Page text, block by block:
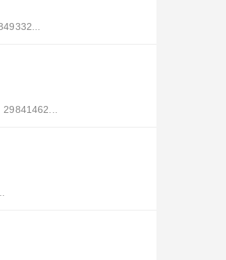
29841462...